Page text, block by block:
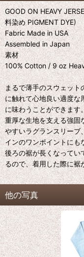
GOOD ON HEAVY
料染め PIGMENT DYE)
Fabric Made in USA
Assembled in Japan
素材
100% Cotton / 9 oz
まるで薄手のスウェット
に触れて心地良い適度な
に味わうことができます
重厚な生地を支える強固
やすいラグランスリーブ
インのワンポイントにも
後ろの裾が長くなってい
るので、着用した際に裾
他の写真